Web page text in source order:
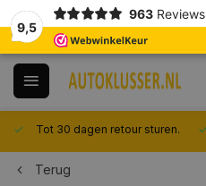
9,5
963 Reviews
Tot 30 dagen retour sturen.
Terug